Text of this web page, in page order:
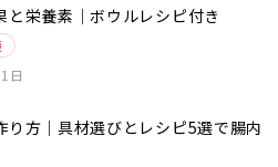
と栄養素｜ボウルレシピ付き
日
り方｜具材選びとレシピ5選で腸内